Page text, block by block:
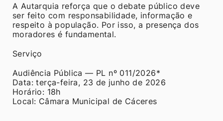
A Autarquia reforça que o debate público deve
ser feito com responsabilidade, informação e
respeito à população. Por isso, a presença dos
moradores é fundamental.
Serviço
Audiência Pública — PL nº 011/2026*
Data: terça-feira, 23 de junho de 2026
Horário: 18h
Local: Câmara Municipal de Cáceres